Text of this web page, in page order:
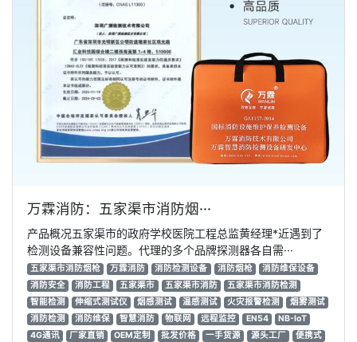
万霖消防：五家渠市消防烟···
产品概况五家渠市的政府学校医院工程总监黄经理*近遇到了
检测设备兼容性问题。代理的多个品牌探测器各自需···
五家渠市消防烟枪 万霖消防 消防检测设备 消防烟枪
消防维保设备
消防安全
消防工程 五家渠市 五家渠市消防
五家渠市消防检测
智能检测
伸缩式测试仪 烟感测试 温感测试 火灾报警检测
烟雾测试
消防检测
消防维保 智慧消防 物联网 远程监控 EN54
NB-IoT
4G通讯
厂家直销 OEM定制 批发价格 一手货源 源头工厂
便携式